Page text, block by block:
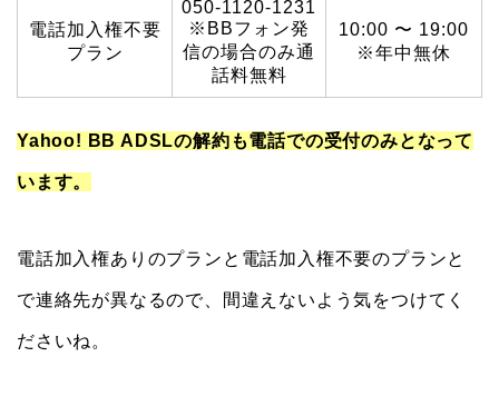
電話加入権不要
プラン
050-1120-1231
※BBフォン発
信の場合のみ通
話料無料
10:00 〜 19:00
※年中無休
Yahoo! BB ADSLの解約も電話での受付のみとなって
います。
電話加入権ありのプランと電話加入権不要のプランと
で連絡先が異なるので、間違えないよう気をつけてく
ださいね。